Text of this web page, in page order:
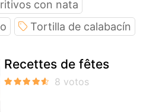
con nata
Tortilla de calabacín
Recettes de fêtes